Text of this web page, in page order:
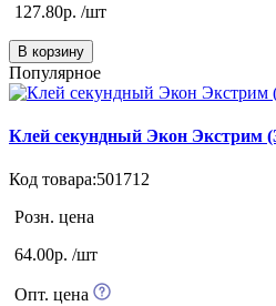
127.80р. /шт
В корзину
Популярное
Клей секундный Экон Экстрим
Код товара:501712
Розн. цена
64.00р. /шт
Опт. цена